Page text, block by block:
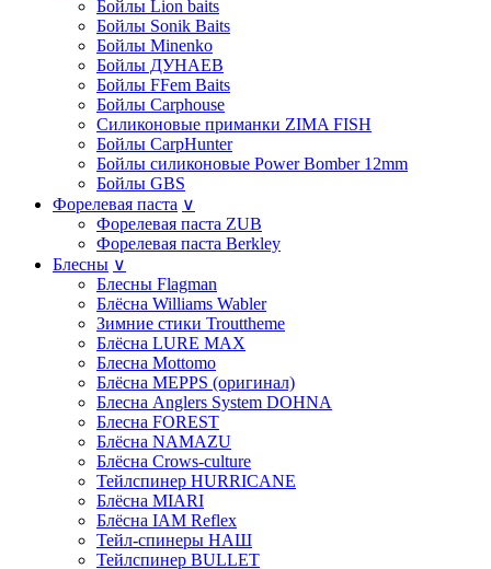
Бойлы Lion baits
Бойлы Sonik Baits
Бойлы Minenko
Бойлы ДУНАЕВ
Бойлы FFem Baits
Бойлы Carphouse
Силиконовые приманки ZIMA FISH
Бойлы CarpHunter
Бойлы силиконовые Power Bomber 12mm
Бойлы GBS
Форелевая паста ∨
Форелевая паста ZUB
Форелевая паста Berkley
Блесны ∨
Блесны Flagman
Блёсна Williams Wabler
Зимние стики Trouttheme
Блёсна LURE MAX
Блесна Mottomo
Блёсна MEPPS (оригинал)
Блесна Anglers System DOHNA
Блесна FOREST
Блёсна NAMAZU
Блёсна Crows-culture
Тейлспинер HURRICANE
Блёсна MIARI
Блёсна IAM Reflex
Тейл-спинеры НАШ
Тейлспинер BULLET